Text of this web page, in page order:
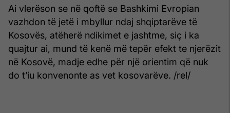
Ai vlerëson se në qoftë se Bashkimi Evropian
vazhdon të jetë i mbyllur ndaj shqiptarëve të
Kosovës, atëherë ndikimet e jashtme, siç i ka
quajtur ai, mund të kenë më tepër efekt te njerëzit
në Kosovë, madje edhe për një orientim që nuk
do t’iu konvenonte as vet kosovarëve. /rel/